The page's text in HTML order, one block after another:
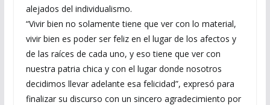
alejados del individualismo.
“Vivir bien no solamente tiene que ver con lo material,
vivir bien es poder ser feliz en el lugar de los afectos y
de las raíces de cada uno, y eso tiene que ver con
nuestra patria chica y con el lugar donde nosotros
decidimos llevar adelante esa felicidad”, expresó para
finalizar su discurso con un sincero agradecimiento por